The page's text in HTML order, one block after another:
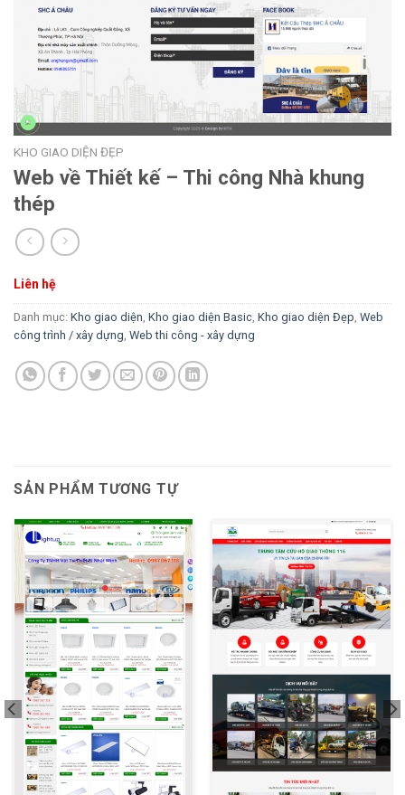
KHO GIAO DIỆN ĐẸP
Web về Thiết kế – Thi công Nhà khung
thép
Liên hệ
Danh mục: Kho giao diện, Kho giao diện Basic, Kho giao diện Đẹp, Web
công trình / xây dựng, Web thi công - xây dựng
SẢN PHẨM TƯƠNG TỰ
XEM THỬ XEM THỬ